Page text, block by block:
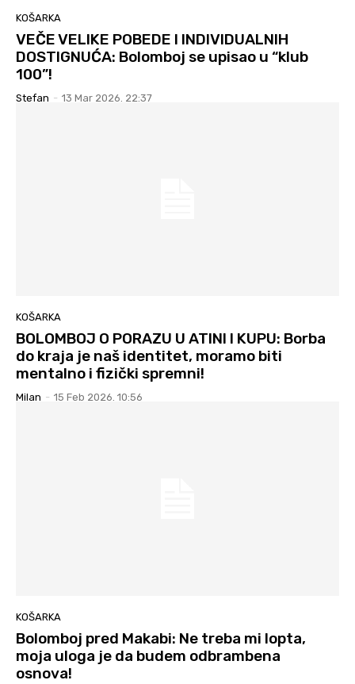
KOŠARKA
VEČE VELIKE POBEDE I INDIVIDUALNIH
DOSTIGNUĆA: Bolomboj se upisao u “klub
100”!
Stefan - 13 Mar 2026. 22:37
KOŠARKA
BOLOMBOJ O PORAZU U ATINI I KUPU: Borba
do kraja je naš identitet, moramo biti
mentalno i fizički spremni!
Milan - 15 Feb 2026. 10:56
KOŠARKA
Bolomboj pred Makabi: Ne treba mi lopta,
moja uloga je da budem odbrambena
osnova!